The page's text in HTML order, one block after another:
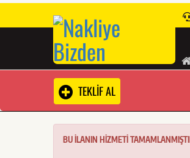
TEKLİF AL
BU İLANIN HİZMETİ